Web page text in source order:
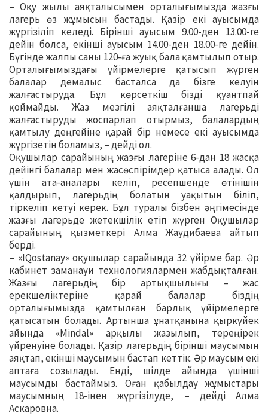
– Оқу жылы аяқталысымен орталығымызда жазғы
лагерь өз жұмысын бастады. Қазір екі ауысымда
жүргізіліп келеді. Бірінші ауысым 9.00-ден 13.00-ге
дейін болса, екінші ауысым 14.00-ден 18.00-ге дейін.
Бүгінде жалпы саны 120-ға жуық бала қамтылып отыр.
Орталығымыздағы үйірмелерге қатысып жүрген
балалар демалыс басталса да бізге келуін
жалғастыруда. Бұл көрсеткіш бізді қуантпай
қоймайды. Жаз мезгілі аяқталғанша лагерьді
жалғастыруды жоспарлап отырмыз, балалардың
қамтылу деңгейіне қарай бір немесе екі ауысымда
жүргізетін боламыз, – дейді ол.
Оқушылар сарайының жазғы лагеріне 6-дан 18 жасқа
дейінгі балалар мен жасөспірімдер қатыса алады. Ол
үшін ата-аналары келіп, ресепшенде өтінішін
қалдырып, лагерьдің болатын уақытын біліп,
тіркеліп кетуі керек. Бұл туралы бізбен әңгімесінде
жазғы лагерьде жетекшілік етіп жүрген Оқушылар
сарайының қызметкері Алма Жаудибаева айтып
берді.
– «IQostanay» оқушылар сарайында 32 үйірме бар. Әр
кабинет заманауи технологиялармен жабдықталған.
Жазғы лагерьдің бір артықшылығы – жас
ерекшеліктеріне қарай балалар біздің
орталығымызда қамтылған барлық үйірмелерге
қатысатын болады. Артынша ұнатқанына қыркүйек
айында «Mindal» арқылы жазылып, тереңірек
үйренуіне болады. Қазір лагерьдің бірінші маусымын
аяқтап, екінші маусымын бастап кеттік. Әр маусым екі
аптаға созылады. Енді, шілде айында үшінші
маусымды бастаймыз. Оған қабылдау жұмыстары
маусымның 18-інен жүргізілуде, – дейді Алма
Аскаровна.